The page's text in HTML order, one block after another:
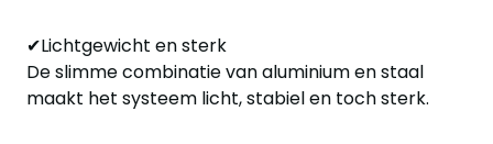
✔Lichtgewicht en sterk
De slimme combinatie van aluminium en staal
maakt het systeem licht, stabiel en toch sterk.